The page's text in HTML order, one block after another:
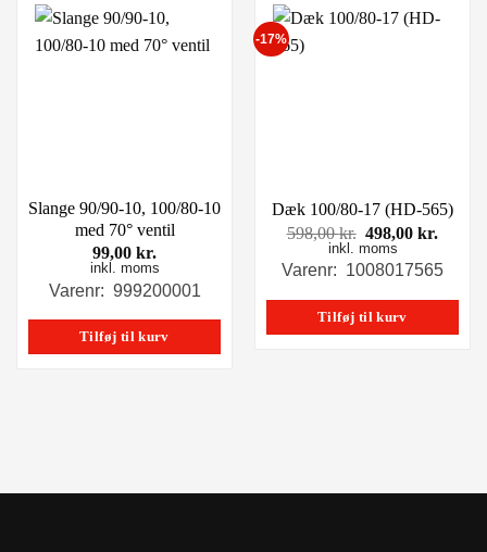
Slange 90/90-10, 100/80-10
med 70° ventil
99,00 kr.
inkl. moms
Varenr: 999200001
Tilføj til kurv
-17%
Dæk 100/80-17 (HD-565)
598,00kr. Den
oprindelige
pris
598,00 kr..
498,00kr.
pris
inkl. moms
Varenr: 1008017565
Tilføj til kurv